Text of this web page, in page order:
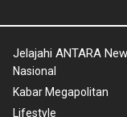
Jelajahi ANTARA
Nasional
Kabar Megapolitan
Lifestyle